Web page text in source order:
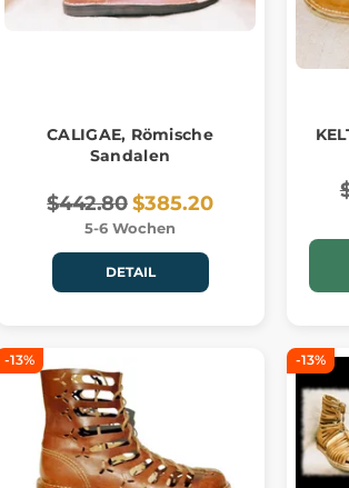
CALIGAE, Römische
Sandalen
$442.80$385.20
5-6 Wochen
DETAIL
-13% -13%